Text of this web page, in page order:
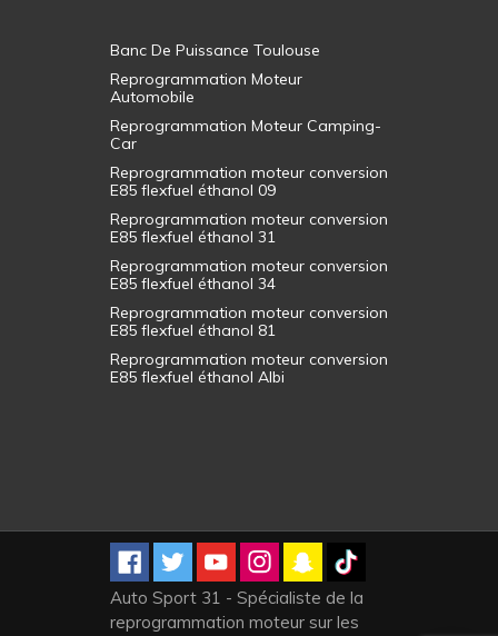
Banc De Puissance Toulouse
Reprogrammation Moteur
Automobile
Reprogrammation Moteur Camping-
Car
Reprogrammation moteur conversion
E85 flexfuel éthanol 09
Reprogrammation moteur conversion
E85 flexfuel éthanol 31
Reprogrammation moteur conversion
E85 flexfuel éthanol 34
Reprogrammation moteur conversion
E85 flexfuel éthanol 81
Reprogrammation moteur conversion
E85 flexfuel éthanol Albi
Auto Sport 31 - Spécialiste de la
reprogrammation moteur sur les